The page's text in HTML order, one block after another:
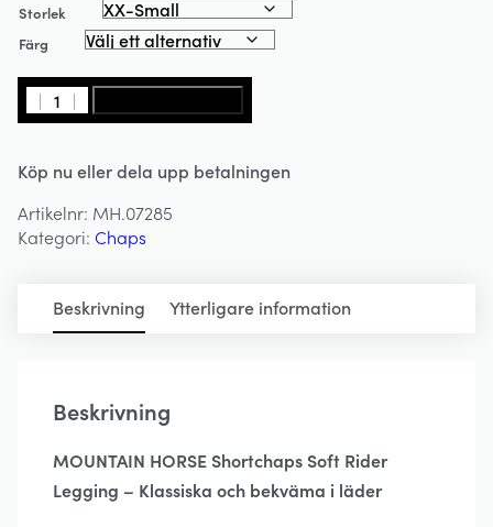
Storlek
Färg
Shortchaps
Läder
Soft
Leggings
-
mängd
Köp nu eller dela upp betalningen
Artikelnr: MH.07285
Kategori: Chaps
Beskrivning Ytterligare information
Beskrivning
MOUNTAIN HORSE Shortchaps Soft Rider
Legging – Klassiska och bekväma i läder